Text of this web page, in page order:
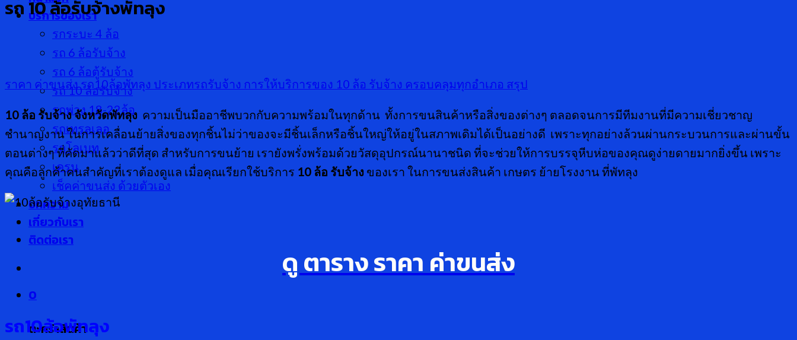
บริการของเรา
รกระบะ 4 ล้อ
รถ 6 ล้อรับจ้าง
รถ 6 ล้อตู้รับจ้าง
รถ 10 ล้อรับจ้าง
รถพ่วง 18-22ล้อ
รถเทรลเลอ
รถโลเบท
เครน
เช็คค่าขนส่ง ด้วยตัวเอง
บทความ
เกี่ยวกับเรา
ติดต่อเรา
0
ตะกร้าสินค้า
รถ 10 ล้อรับจ้างพัทลุง
ราคา ค่าขนส่ง รถ10ล้อพัทลุง ประเภทรถรับจ้าง การให้บริการของ 10 ล้อ รับจ้าง ครอบคลุมทุกอำเภอ สรุป
10 ล้อ รับจ้าง จังหวัดพัทลุง ความเป็นมืออาชีพบวกกับความพร้อมในทุกด้าน ทั้งการขนสินค้าหรือสิ่งของต่างๆ ตลอดจนการมีทีมงานที่มีความเชี่ยวชาญ
ชำนาญงาน ในการเคลื่อนย้ายสิ่งของทุกชิ้นไม่ว่าของจะมีชิ้นเล็กหรือชิ้นใหญ่ให้อยู่ในสภาพเดิมได้เป็นอย่างดี เพราะทุกอย่างล้วนผ่านกระบวนการและผ่านขั้น
ตอนต่างๆ ที่คัดมาแล้วว่าดีที่สุด สำหรับการขนย้าย เรายังพรั่งพร้อมด้วยวัสดุอุปกรณ์นานาชนิด ที่จะช่วยให้การบรรจุหีบห่อของคุณดูง่ายดายมากยิ่งขึ้น เพราะ
คุณคือลูกค้าคนสำคัญที่เราต้องดูแล เมื่อคุณเรียกใช้บริการ 10 ล้อ รับจ้าง ของเรา ในการขนส่งสินค้า เกษตร ย้ายโรงงาน ที่พัทลุง
ดู ตาราง ราคา ค่าขนส่ง
รถ10ล้อพัทลุง